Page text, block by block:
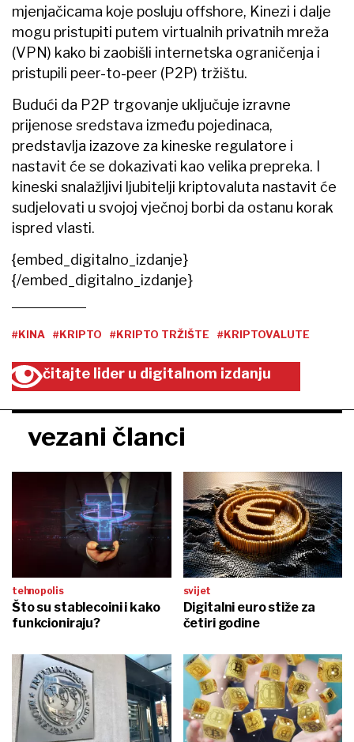
mjenjačicama koje posluju offshore, Kinezi i dalje
mogu pristupiti putem virtualnih privatnih mreža
(VPN) kako bi zaobišli internetska ograničenja i
pristupili peer-to-peer (P2P) tržištu.
Budući da P2P trgovanje uključuje izravne
prijenose sredstava između pojedinaca,
predstavlja izazove za kineske regulatore i
nastavit će se dokazivati kao velika prepreka. I
kineski snalažljivi ljubitelji kriptovaluta nastavit će
sudjelovati u svojoj vječnoj borbi da ostanu korak
ispred vlasti.
{embed_digitalno_izdanje}
{/embed_digitalno_izdanje}
#KINA #KRIPTO #KRIPTO TRŽIŠTE #KRIPTOVALUTE
čitajte lider u digitalnom izdanju
vezani članci
tehnopolis
Što su stablecoini i kako
funkcioniraju?
svijet
Digitalni euro stiže za
četiri godine